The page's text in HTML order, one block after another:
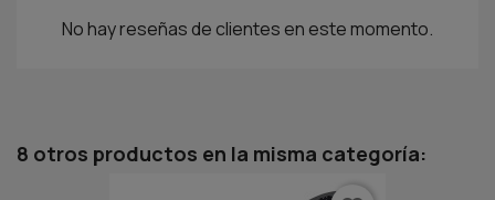
No hay reseñas de clientes en este momento.
8 otros productos en la misma categoría: